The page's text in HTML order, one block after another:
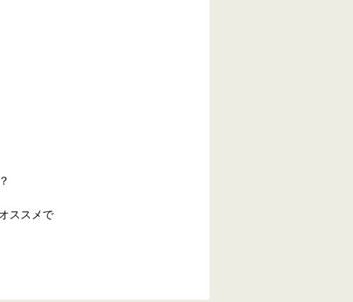
ススメで